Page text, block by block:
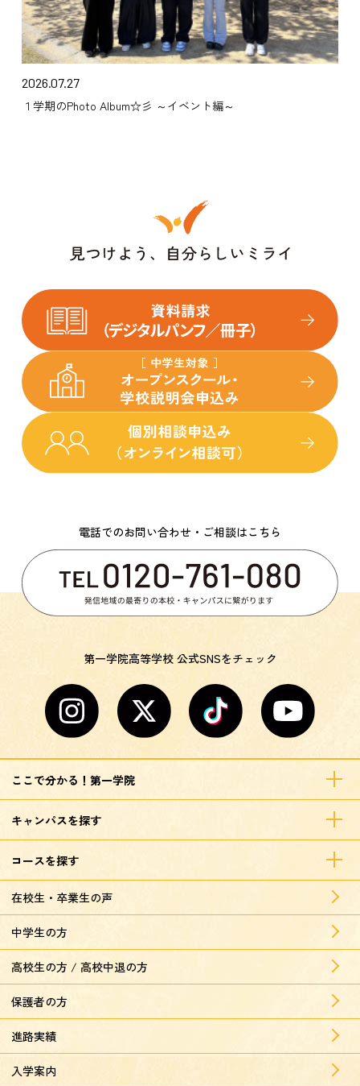
2026.07.27
１学期のPhoto Album☆彡 ～イベント編～
電話でのお問い合わせ・ご相談はこちら
第一学院高等学校 公式SNSをチェック
ここで分かる！第一学院
キャンパスを探す
コースを探す
在校生・卒業生の声
中学生の方
高校生の方 / 高校中退の方
保護者の方
進路実績
入学案内